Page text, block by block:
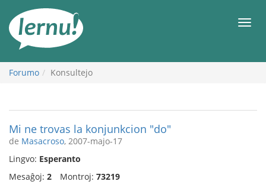
enhavo
Forumo Konsultejo
Mi ne trovas la konjunkcion "do"
de Masacroso, 2007-majo-17
Lingvo: Esperanto
Mesaĝoj: 2 Montroj: 73219